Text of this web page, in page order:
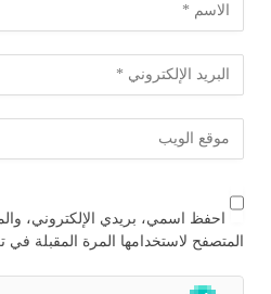
احفظ اسمي، بريدي الإلكتروني،
المتصفح لاستخدامها المرة المقبلة في